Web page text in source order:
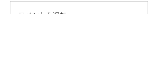
コメントを追加…